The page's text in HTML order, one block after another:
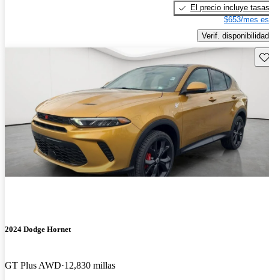
El precio incluye tasas
$653/mes
Verif. disponibilidad
2024 Dodge Hornet
GT Plus AWD 12,830 millas